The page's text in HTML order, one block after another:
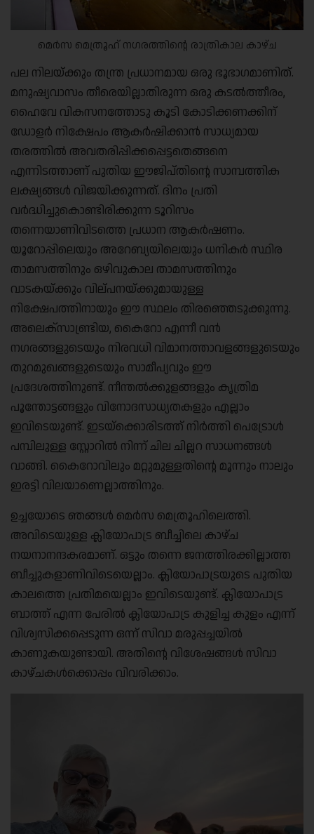
മെർസ മെത്രൂഹ് നഗരത്തിന്റെ രാത്രികാല കാഴ്ച
പല നിലയ്ക്കും തന്ത്ര പ്രധാനമായ ഒരു ഭൂഭാഗമാണിത്.
മനുഷ്യവാസം തീരെയില്ലാതിരുന്ന ഒരു കടൽത്തീരം,
ഹൈവേ വികസനത്തോടു കൂടി കോടിക്കണക്കിന്
ഡോളർ നിക്ഷേപം ആകർഷിക്കാൻ സാധ്യമായ
തരത്തിൽ അവതരിപ്പിക്കപ്പെട്ടതെങ്ങനെ
എന്നിടത്താണ് പുതിയ ഈജിപ്തിന്റെ സാമ്പത്തിക
ലക്ഷ്യങ്ങൾ വിജയിക്കുന്നത്. ദിനം പ്രതി
വർദ്ധിച്ചുകൊണ്ടിരിക്കുന്ന ടൂറിസം
തന്നെയാണിവിടത്തെ പ്രധാന ആകർഷണം.
യൂറോപ്പിലെയും അറേബ്യയിലെയും ധനികർ സ്ഥിര
താമസത്തിനും ഒഴിവുകാല താമസത്തിനും
വാടകയ്ക്കും വില്പനയ്ക്കുമായുള്ള
നിക്ഷേപത്തിനായും ഈ സ്ഥലം തിരഞ്ഞെടുക്കുന്നു.
അലെക്‌സാണ്ട്രിയ, കൈറോ എന്നീ വൻ
നഗരങ്ങളുടെയും നിരവധി വിമാനത്താവളങ്ങളുടെയും
തുറമുഖങ്ങളുടെയും സാമീപ്യവും ഈ
പ്രദേശത്തിനുണ്ട്. നീന്തൽക്കുളങ്ങളും കൃത്രിമ
പൂന്തോട്ടങ്ങളും വിനോദസാധ്യതകളും എല്ലാം
ഇവിടെയുണ്ട്. ഇടയ്‌ക്കൊരിടത്ത് നിർത്തി പെട്രോൾ
പമ്പിലുള്ള സ്റ്റോറിൽ നിന്ന് ചില ചില്ലറ സാധനങ്ങൾ
വാങ്ങി. കൈറോവിലും മറ്റുമുള്ളതിന്റെ മൂന്നും നാലും
ഇരട്ടി വിലയാണെല്ലാത്തിനും.
ഉച്ചയോടെ ഞങ്ങൾ മെർസ മെത്രൂഹിലെത്തി.
അവിടെയുള്ള ക്ലിയോപാട്ര ബീച്ചിലെ കാഴ്ച
നയനാനന്ദകരമാണ്. ഒട്ടും തന്നെ ജനത്തിരക്കില്ലാത്ത
ബീച്ചുകളാണിവിടെയെല്ലാം. ക്ലിയോപാട്രയുടെ പുതിയ
കാലത്തെ പ്രതിമയെല്ലാം ഇവിടെയുണ്ട്. ക്ലിയോപാട്ര
ബാത്ത് എന്ന പേരിൽ ക്ലിയോപാട്ര കുളിച്ച കുളം എന്ന്
വിശ്വസിക്കപ്പെടുന്ന ഒന്ന് സിവാ മരുപ്പച്ചയിൽ
കാണുകയുണ്ടായി. അതിന്റെ വിശേഷങ്ങൾ സിവാ
കാഴ്ചകൾക്കൊപ്പം വിവരിക്കാം.